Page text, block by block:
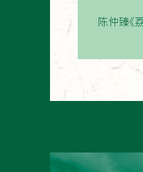
陈仲臻《